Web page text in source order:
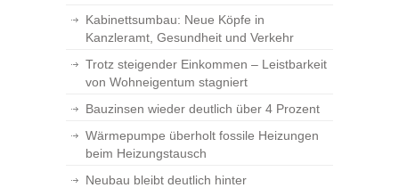
Kabinettsumbau: Neue Köpfe in
Kanzleramt, Gesundheit und Verkehr
Trotz steigender Einkommen – Leistbarkeit
von Wohneigentum stagniert
Bauzinsen wieder deutlich über 4 Prozent
Wärmepumpe überholt fossile Heizungen
beim Heizungstausch
Neubau bleibt deutlich hinter